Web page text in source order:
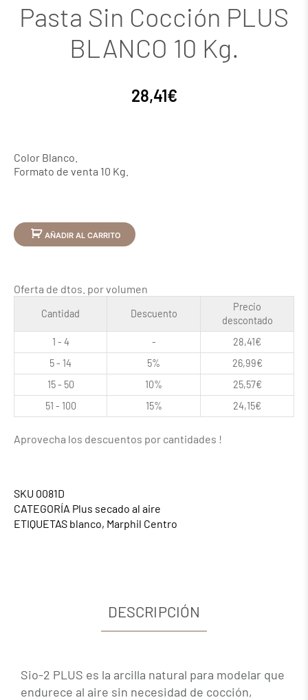
Pasta Sin Cocción PLUS
BLANCO 10 Kg.
28,41€
Color Blanco.
Formato de venta 10 Kg.
AÑADIR AL CARRITO
Oferta de dtos. por volumen
Cantidad Descuento
Precio
descontado
1 - 4
- 28,41€
5 - 14
5% 26,99€
15 - 50
10% 25,57€
51 - 100
15% 24,15€
Aprovecha los descuentos por cantidades !
SKU 0081D
CATEGORÍA Plus secado al aire
ETIQUETAS blanco, Marphil Centro
DESCRIPCIÓN
Sio-2 PLUS es la arcilla natural para modelar que
endurece al aire sin necesidad de cocción,